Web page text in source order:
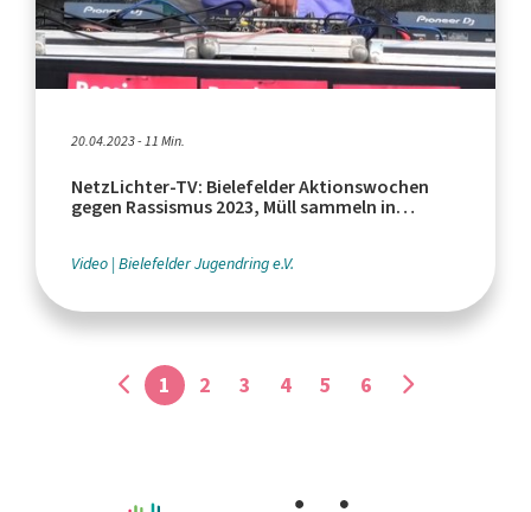
20.04.2023 - 11 Min.
NetzLichter-TV: Bielefelder Aktionswochen
gegen Rassismus 2023, Müll sammeln in
Video Bielefelder Jugendring e.V.
1 2 3 4 5 6